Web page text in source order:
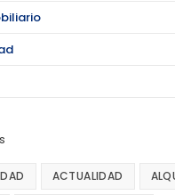
ACTUALIDAD